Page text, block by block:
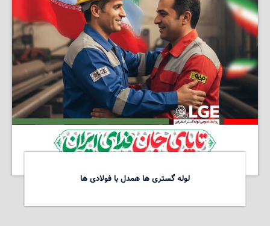
لوله گستری ها همدل با فولادی ها